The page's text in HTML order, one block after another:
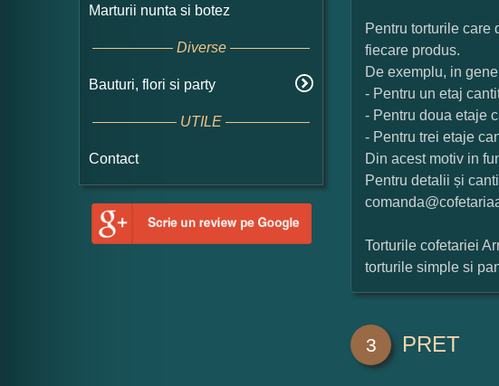
Marturii nunta si botez
Diverse
Bauturi, flori si party
UTILE
Contact
Pentru torturile care
fiecare produs.
De exemplu, in
- Pentru un etaj
- Pentru doua etaje
- Pentru trei etaje
Din acest motiv in
Pentru detalii și
Torturile cofetariei
torturile simple si
3 PRET